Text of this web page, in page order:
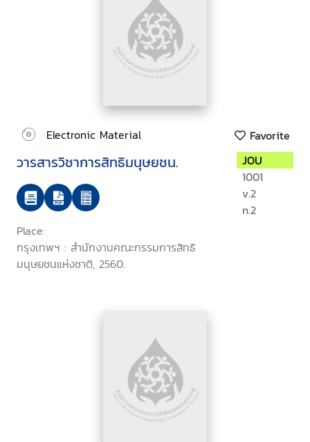
Electronic Material Favorite
วารสารวิชาการสิทธิมนุษยชน.
Place:
กรุงเทพฯ : สำนักงานคณะกรรมการสิทธิ
มนุษยชนแห่งชาติ, 2560.
JOU
1001
v.2
n.2